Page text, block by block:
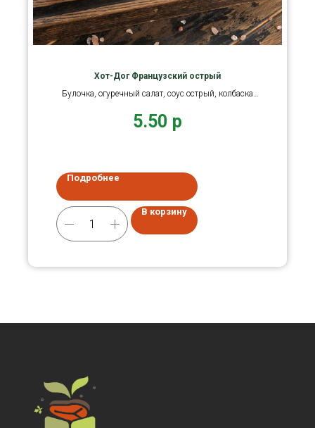
Хот-Дог Французский острый
Булочка, огуречный салат, соус острый, колбаска
5.50 р
Подробнее
В корзину